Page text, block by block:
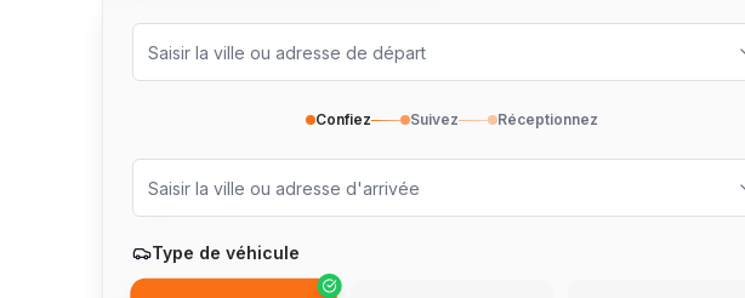
Confiez Suivez Réceptionnez
Type de véhicule